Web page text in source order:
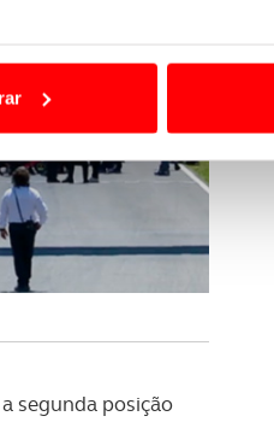
conteúdos e anúncios,
de navegação no nosso
do nosso site de publicidade
similares pode ter impacto
segunda posição